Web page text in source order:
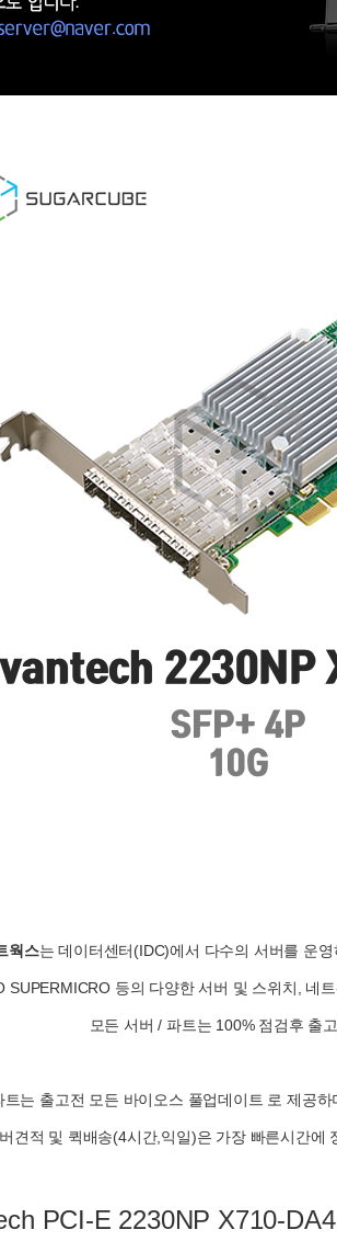
웍스는 데이터센터(IDC)에서 다수의 서버를 운
SUPERMICRO 등의 다양한 서버 및 스위치, 네
모든 서버 / 파트는 100% 점검후 출
트는 출고전 모든 바이오스 풀업데이트 로 제공
견적 및 퀵배송(4시간,익일)은 가장 빠른시간에
PCI-E 2230NP X710-